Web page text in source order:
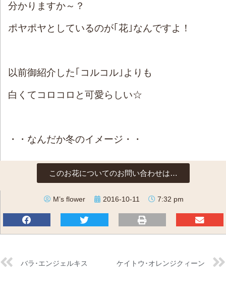
分かりますか～？
ポヤポヤとしているのが｢花｣なんですよ！
以前御紹介した｢コルコル｣よりも
白くてコロコロと可愛らしい☆
・・なんだか冬のイメージ・・
このお花についてのお問い合わせは…
M’s flower 2016-10-11 7:32 pm
バラ･エンジェルキス ケイトウ･オレンジクィーン